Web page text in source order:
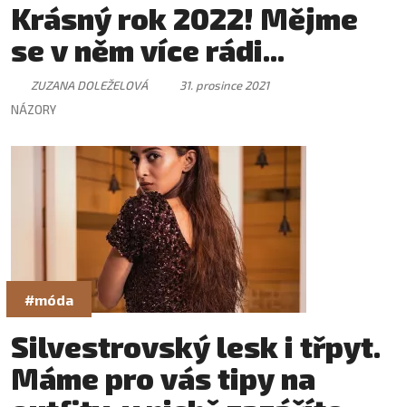
Krásný rok 2022! Mějme
se v něm více rádi...
ZUZANA DOLEŽELOVÁ
31. prosince 2021
NÁZORY
#móda
Silvestrovský lesk i třpyt.
Máme pro vás tipy na